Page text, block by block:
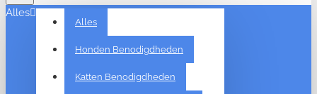
Alles
Alles
Honden Benodigdheden
Katten Benodigdheden